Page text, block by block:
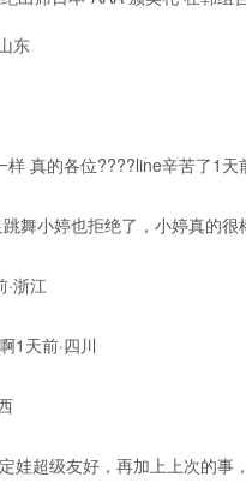
东
真的各位????line辛苦了1天
舞小婷也拒绝了，小婷真的很
浙江
1天前·四川
娃超级友好，再加上上次的